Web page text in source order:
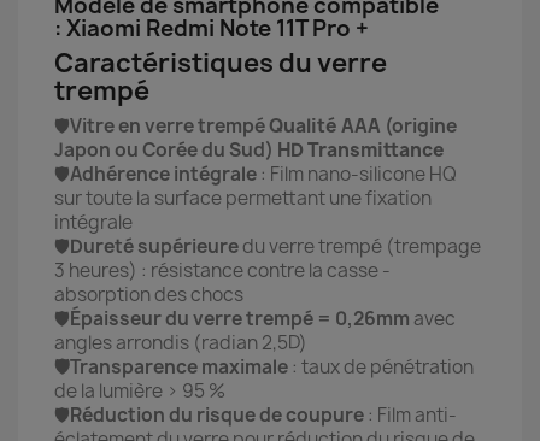
: Xiaomi Redmi Note 11T Pro +
Caractéristiques du verre
trempé
🛡️Vitre en verre trempéQualité AAA (origine
Japon ou Corée du Sud) HD Transmittance
🛡️Adhérence intégrale : Film nano-silicone HQ
sur toute la surface permettant une fixation
intégrale
🛡️Dureté supérieuredu verre trempé (trempage
3 heures) : résistance contre la casse -
absorption des chocs
🛡️Épaisseur du verre trempé = 0,26mm avec
angles arrondis (radian 2,5D)
🛡️Transparence maximale : taux de pénétration
de la lumière > 95 %
🛡️Réduction du risque de coupure : Film anti-